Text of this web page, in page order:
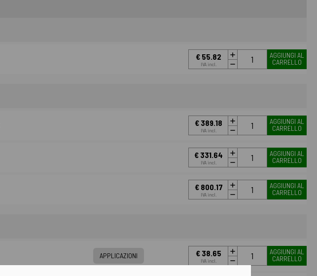
€ 55.82
IVA incl.
AGGIUNGI AL
CARRELLO
€ 389.18
IVA incl.
AGGIUNGI AL
CARRELLO
€ 331.64
IVA incl.
AGGIUNGI AL
CARRELLO
€ 800.17
IVA incl.
AGGIUNGI AL
CARRELLO
APPLICAZIONI € 38.65
IVA incl.
AGGIUNGI AL
CARRELLO